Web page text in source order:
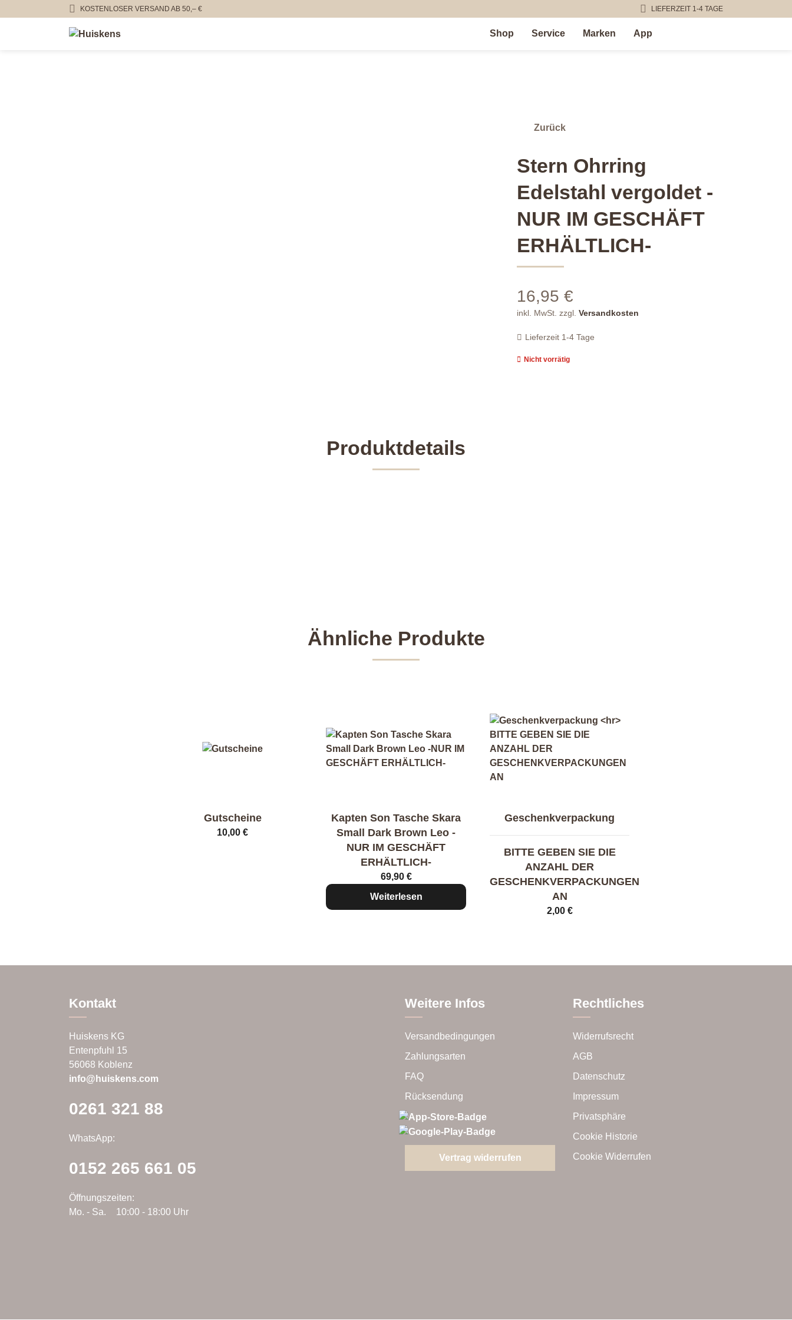
KOSTENLOSER VERSAND AB 50,– € LIEFERZEIT 1-4 TAGE
Shop Service Marken App
Zurück
Stern Ohrring
Edelstahl vergoldet -
NUR IM GESCHÄFT
ERHÄLTLICH-
16,95 €
inkl. MwSt. zzgl. Versandkosten
Lieferzeit 1-4 Tage
Nicht vorrätig
Produktdetails
Ähnliche Produkte
Gutscheine
10,00 €
Kapten Son Tasche Skara
Small Dark Brown Leo -
NUR IM GESCHÄFT
ERHÄLTLICH-
69,90 €
Weiterlesen
Geschenkverpackung
BITTE GEBEN SIE DIE
ANZAHL DER
GESCHENKVERPACKUNGEN
AN
2,00 €
Kontakt
Huiskens KG
Entenpfuhl 15
56068 Koblenz
info@huiskens.com
0261 321 88
WhatsApp:
0152 265 661 05
Öffnungszeiten:
Mo. - Sa.
10:00 - 18:00 Uhr
Weitere Infos
Versandbedingungen
Zahlungsarten
FAQ
Rücksendung
Vertrag widerrufen
Rechtliches
Widerrufsrecht
AGB
Datenschutz
Impressum
Privatsphäre
Cookie Historie
Cookie Widerrufen